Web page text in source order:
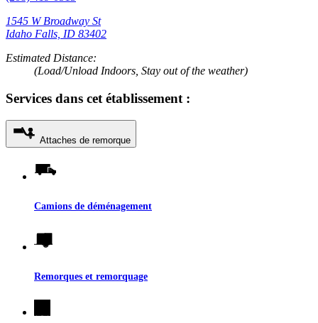
1545 W Broadway St
Idaho Falls, ID 83402
Estimated Distance:
(Load/Unload Indoors, Stay out of the weather)
Services dans cet établissement :
Attaches de remorque
Camions de déménagement
Remorques et remorquage